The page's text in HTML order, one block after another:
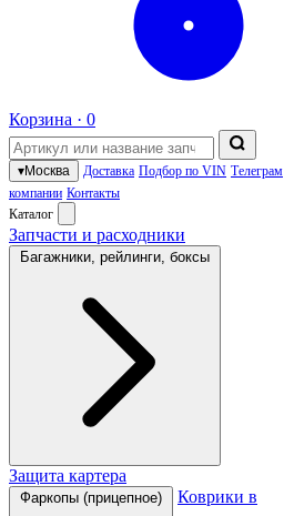
Корзина · 0
▾Москва Доставка Подбор по VIN Телеграм
компании Контакты
Каталог
Запчасти и расходники
Багажники, рейлинги, боксы
Защита картера
Фаркопы (прицепное) Коврики в